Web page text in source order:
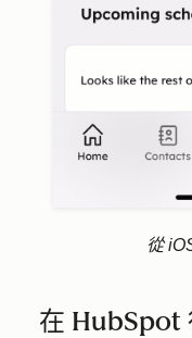
從
在 HubSpot